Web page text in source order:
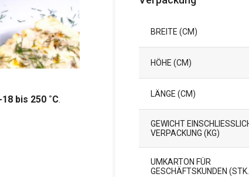
bis 250 ˚C.
BREITE (CM)
HÖHE (CM)
LÄNGE (CM)
GEWICHT EINSCHLIESSLICH
ERPACKUNG (KG)
UMKARTON FÜR
GESCHÄFTSKUNDEN